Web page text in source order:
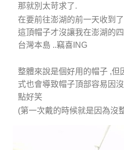
那就別太苛求了.
在要前往澎湖的前一天收到
這頂帽子才沒讓我在澎湖的
台灣本島 ..竊喜ING
整體來說是個好用的帽子 ,但
式也會導致帽子頂部容易因
點好笑
(第一次戴的時候就是因為沒